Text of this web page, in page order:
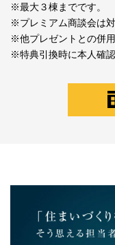
※最大３棟までです。
※プレミアム商談会は対
※他プレゼントとの併用
※特典引換時に本人確